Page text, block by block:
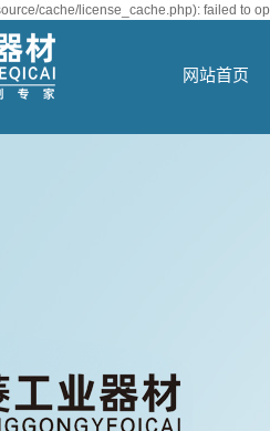
cache/license_cache.php): failed to
网站首页